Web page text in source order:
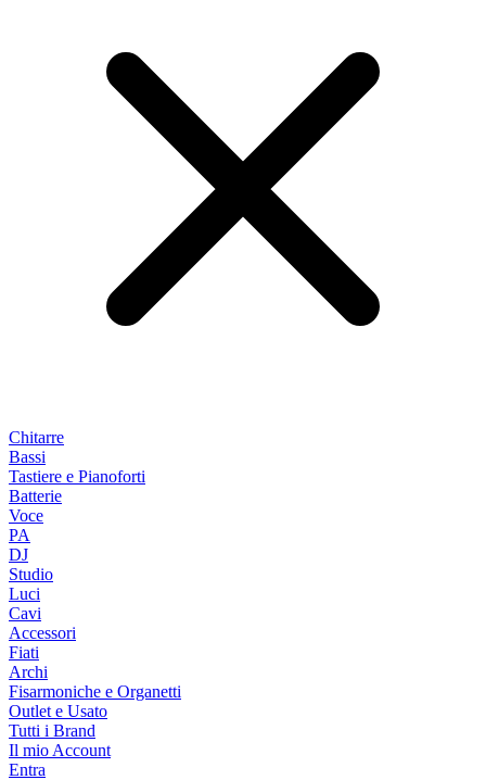
Chitarre
Bassi
Tastiere e Pianoforti
Batterie
Voce
PA
DJ
Studio
Luci
Cavi
Accessori
Fiati
Archi
Fisarmoniche e Organetti
Outlet e Usato
Tutti i Brand
Il mio Account
Entra